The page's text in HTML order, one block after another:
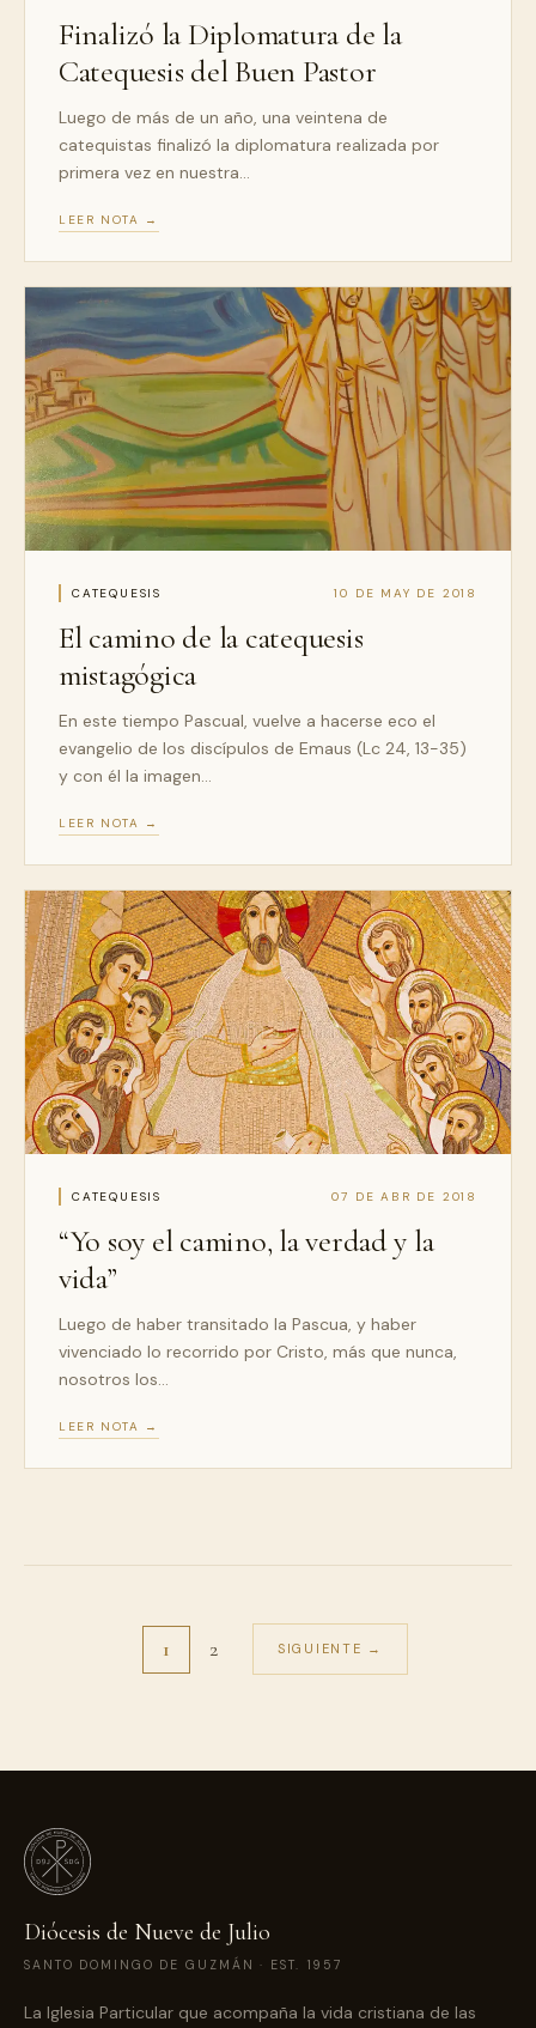
Finalizó la Diplomatura de la
Catequesis del Buen Pastor
Luego de más de un año, una veintena de
catequistas finalizó la diplomatura realizada por
primera vez en nuestra…
LEER NOTA →
CATEQUESIS 10 DE MAY DE 2018
El camino de la catequesis
mistagógica
En este tiempo Pascual, vuelve a hacerse eco el
evangelio de los discípulos de Emaus (Lc 24, 13-35)
y con él la imagen…
LEER NOTA →
CATEQUESIS 07 DE ABR DE 2018
“Yo soy el camino, la verdad y la
vida”
Luego de haber transitado la Pascua, y haber
vivenciado lo recorrido por Cristo, más que nunca,
nosotros los…
LEER NOTA →
1 2 SIGUIENTE →
Diócesis de Nueve de Julio
SANTO DOMINGO DE GUZMÁN · EST. 1957
La Iglesia Particular que acompaña la vida cristiana de las